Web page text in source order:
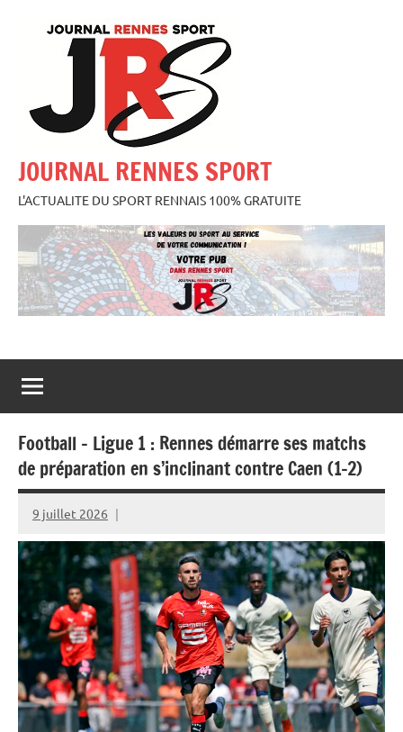
JOURNAL RENNES SPORT
L'ACTUALITE DU SPORT RENNAIS 100% GRATUITE
Football – Ligue 1 : Rennes démarre ses matchs
de préparation en s’inclinant contre Caen (1-2)
9 juillet 2026
Rédaction
JRS